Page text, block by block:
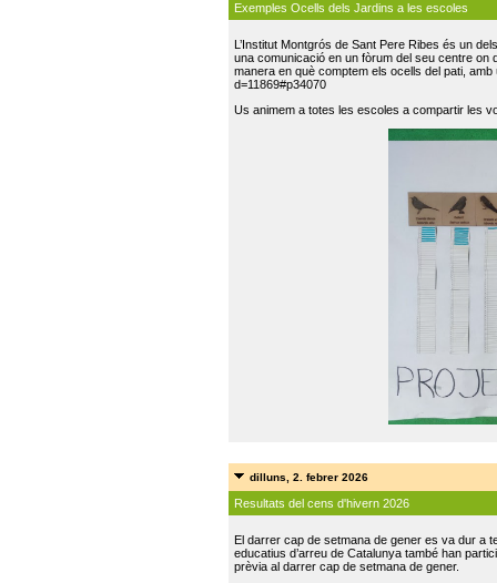
Exemples Ocells dels Jardins a les escoles
L’Institut Montgrós de Sant Pere Ribes és un
una comunicació en un fòrum del seu centre on
manera en què comptem els ocells del pati,
d=11869#p34070
Us animem a totes les escoles a compartir les
dilluns, 2. febrer 2026
Resultats del cens d'hivern 2026
El darrer cap de setmana de gener es va dur a
educatius d’arreu de Catalunya també han
prèvia al darrer cap de setmana de gener.